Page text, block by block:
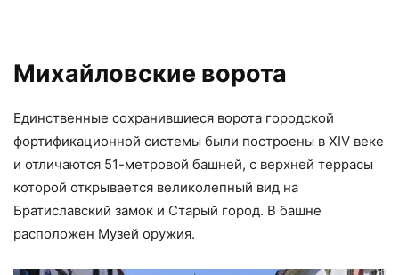
Михайловские ворота
Единственные сохранившиеся ворота городской
фортификационной системы были построены в XIV веке
и отличаются 51-метровой башней, с верхней террасы
которой открывается великолепный вид на
Братиславский замок и Старый город. В башне
расположен Музей оружия.